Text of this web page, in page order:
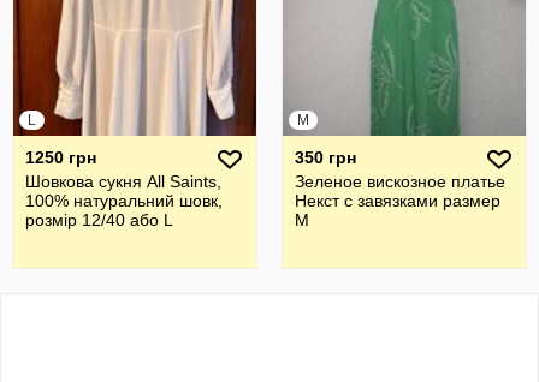
L
1250 грн
Шовкова cукня All Saints,
100% натуральний шовк,
розмір 12/40 або L
M
350 грн
Зеленое вискозное платье
Некст с завязками размер
М